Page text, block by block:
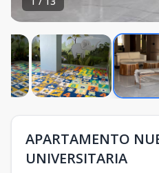
APARTAMENTO
UNIVERSITARIA